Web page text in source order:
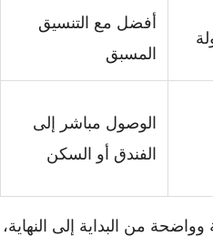
أفضل مع التنسيق
المسبق
الوصول مباشر إلى
الفندق أو السكن
من البداية إلى النهاية،